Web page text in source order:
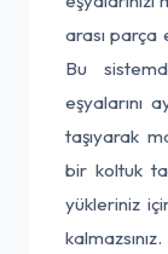
arası parça
Bu
eşyalarını
taşıyarak
bir koltuk
yükleriniz